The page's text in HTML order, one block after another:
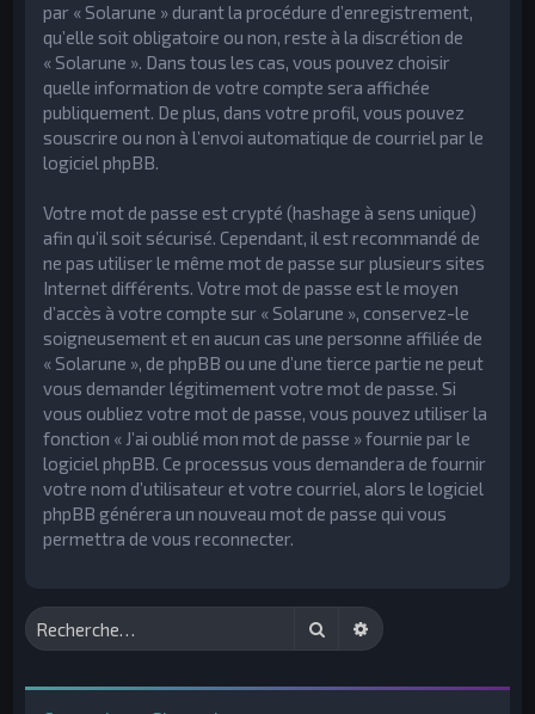
par « Solarune » durant la procédure d’enregistrement,
qu’elle soit obligatoire ou non, reste à la discrétion de
« Solarune ». Dans tous les cas, vous pouvez choisir
quelle information de votre compte sera affichée
publiquement. De plus, dans votre profil, vous pouvez
souscrire ou non à l’envoi automatique de courriel par le
logiciel phpBB.
Votre mot de passe est crypté (hashage à sens unique)
afin qu’il soit sécurisé. Cependant, il est recommandé de
ne pas utiliser le même mot de passe sur plusieurs sites
Internet différents. Votre mot de passe est le moyen
d’accès à votre compte sur « Solarune », conservez-le
soigneusement et en aucun cas une personne affiliée de
« Solarune », de phpBB ou une d’une tierce partie ne peut
vous demander légitimement votre mot de passe. Si
vous oubliez votre mot de passe, vous pouvez utiliser la
fonction « J’ai oublié mon mot de passe » fournie par le
logiciel phpBB. Ce processus vous demandera de fournir
votre nom d’utilisateur et votre courriel, alors le logiciel
phpBB générera un nouveau mot de passe qui vous
permettra de vous reconnecter.
RechercherRecherche avancée